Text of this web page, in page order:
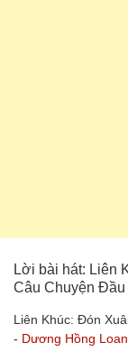
Lời bài hát: Liên
Câu Chuyện Đầu
Liên Khúc: Đón
- Dương Hồng